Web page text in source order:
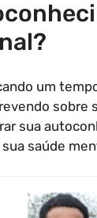
um
sobre
sua
saúde